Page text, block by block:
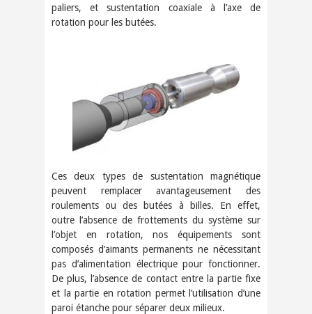
paliers, et sustentation coaxiale à l’axe de
rotation pour les butées.
Ces deux types de sustentation magnétique
peuvent remplacer avantageusement des
roulements ou des butées à billes. En effet,
outre l’absence de frottements du système sur
l’objet en rotation, nos équipements sont
composés d’aimants permanents ne nécessitant
pas d’alimentation électrique pour fonctionner.
De plus, l’absence de contact entre la partie fixe
et la partie en rotation permet l’utilisation d’une
paroi étanche pour séparer deux milieux.